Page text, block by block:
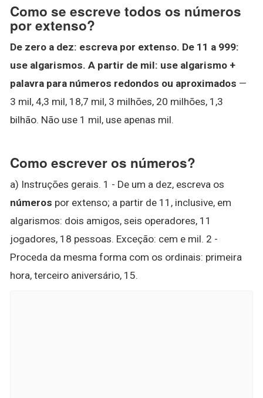
Como se escreve todos os números
por extenso?
De zero a dez: escreva por extenso. De 11 a 999:
use algarismos. A partir de mil: use algarismo +
palavra para números redondos ou aproximados —
3 mil, 4,3 mil, 18,7 mil, 3 milhões, 20 milhões, 1,3
bilhão. Não use 1 mil, use apenas mil.
Como escrever os números?
a) Instruções gerais. 1 - De um a dez, escreva os
números por extenso; a partir de 11, inclusive, em
algarismos: dois amigos, seis operadores, 11
jogadores, 18 pessoas. Exceção: cem e mil. 2 -
Proceda da mesma forma com os ordinais: primeira
hora, terceiro aniversário, 15.